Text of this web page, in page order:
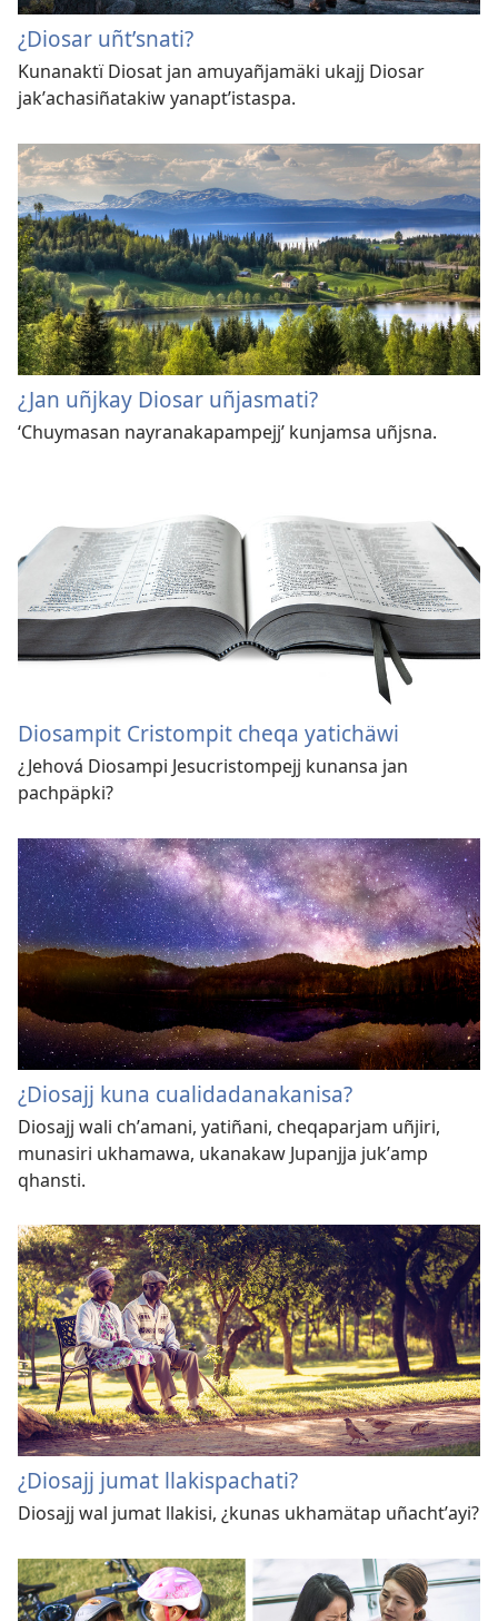
¿Diosar uñtʼsnati?
Kunanaktï Diosat jan amuyañjamäki ukajj Diosar
jakʼachasiñatakiw yanaptʼistaspa.
¿Jan uñjkay Diosar uñjasmati?
‘Chuymasan nayranakapampejj’ kunjamsa uñjsna.
Diosampit Cristompit cheqa yatichäwi
¿Jehová Diosampi Jesucristompejj kunansa jan
pachpäpki?
¿Diosajj kuna cualidadanakanisa?
Diosajj wali chʼamani, yatiñani, cheqaparjam uñjiri,
munasiri ukhamawa, ukanakaw Jupanjja jukʼamp
qhansti.
¿Diosajj jumat llakispachati?
Diosajj wal jumat llakisi, ¿kunas ukhamätap uñachtʼayi?